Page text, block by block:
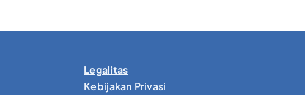
Legalitas
Kebijakan Privasi